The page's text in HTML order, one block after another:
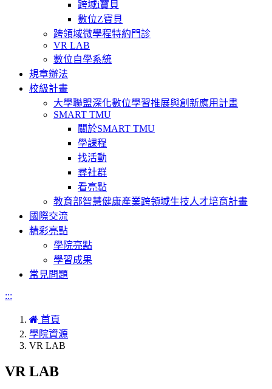
跨域i寶貝
數位Z寶貝
跨領域微學程特約門診
VR LAB
數位自學系統
規章辦法
校級計畫
大學聯盟深化數位學習推展與創新應用計畫
SMART TMU
關於SMART TMU
學課程
找活動
尋社群
看亮點
教育部智慧健康產業跨領域生技人才培育計畫
國際交流
精彩亮點
學院亮點
學習成果
常見問題
:::
首頁
學院資源
VR LAB
VR LAB